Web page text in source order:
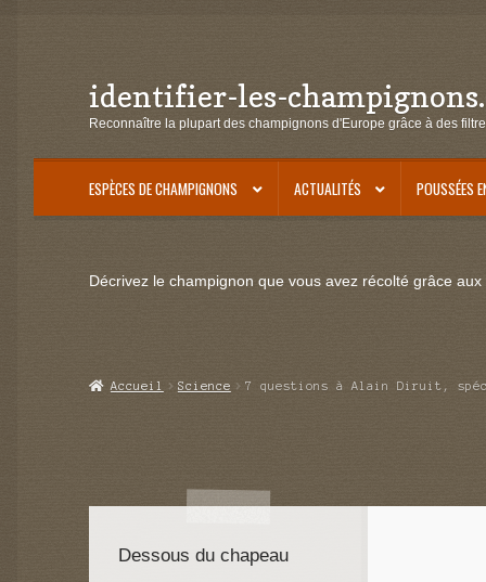
Aller
à
navigation
Aller
au
identifier-les-
Reconnaître la plupart des champignons d'Europe grâce à des
ESPÈCES DE CHAMPIGNONS ACTUALITÉS POUSSÉES
Décrivez le champignon que vous avez récolté grâce
Accueil Science 7 questions à Alain Diruit,
Dessous du chapeau